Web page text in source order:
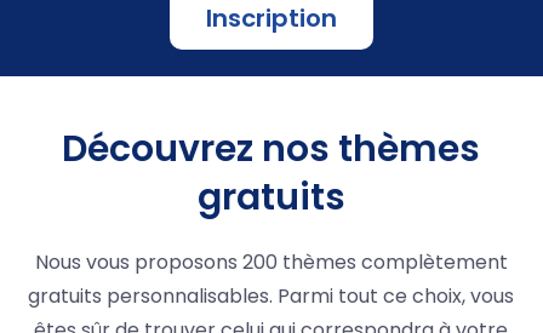
Inscription
Découvrez nos thèmes
gratuits
Nous vous proposons 200 thèmes complètement
gratuits personnalisables. Parmi tout ce choix, vous